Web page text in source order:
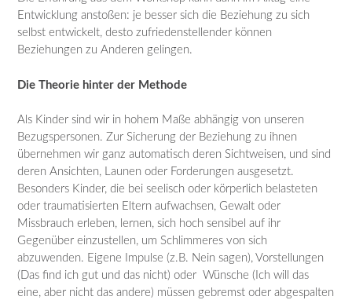
Entwicklung anstoßen: je besser sich die Beziehung zu sich
selbst entwickelt, desto zufriedenstellender können
Beziehungen zu Anderen gelingen.
Die Theorie hinter der Methode
Als Kinder sind wir in hohem Maße abhängig von unseren
Bezugspersonen. Zur Sicherung der Beziehung zu ihnen
übernehmen wir ganz automatisch deren Sichtweisen, und sind
deren Ansichten, Launen oder Forderungen ausgesetzt.
Besonders Kinder, die bei seelisch oder körperlich belasteten
oder traumatisierten Eltern aufwachsen, Gewalt oder
Missbrauch erleben, lernen, sich hoch sensibel auf ihr
Gegenüber einzustellen, um Schlimmeres von sich
abzuwenden. Eigene Impulse (z.B. Nein sagen), Vorstellungen
(Das find ich gut und das nicht) oder Wünsche (Ich will das
eine, aber nicht das andere) müssen gebremst oder abgespalten